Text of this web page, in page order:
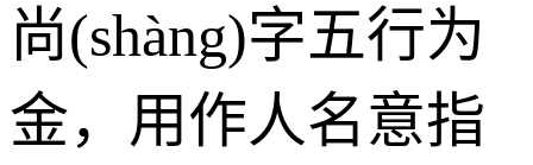
尚(shàng)字五行为
金，用作人名意指